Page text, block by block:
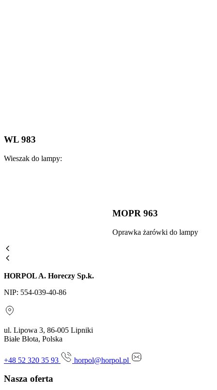
WL 983
Wieszak do lampy:
MOPR 963
Oprawka żarówki do lampy
HORPOL A. Horeczy Sp.k.
NIP: 554-039-40-86
ul. Lipowa 3, 86-005 Lipniki
Białe Błota, Polska
+48 52 320 35 93 horpol@horpol.pl
Nasza oferta